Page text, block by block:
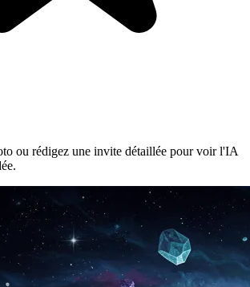
ou rédigez une invite détaillée pour voir l'IA